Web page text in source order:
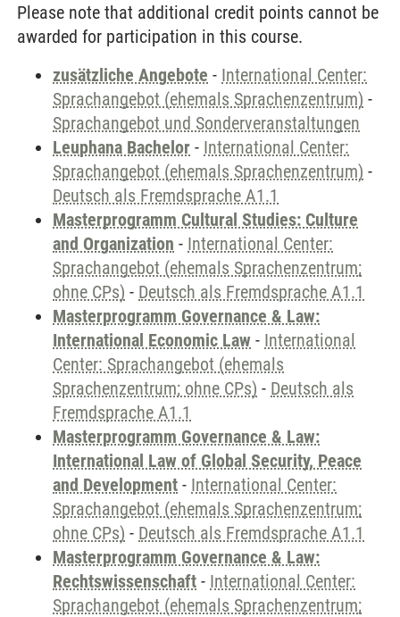
Please note that additional credit points cannot be
awarded for participation in this course.
zusätzliche Angebote - International Center:
Sprachangebot (ehemals Sprachenzentrum) -
Sprachangebot und Sonderveranstaltungen
Leuphana Bachelor - International Center:
Sprachangebot (ehemals Sprachenzentrum) -
Deutsch als Fremdsprache A1.1
Masterprogramm Cultural Studies: Culture
and Organization - International Center:
Sprachangebot (ehemals Sprachenzentrum;
ohne CPs) - Deutsch als Fremdsprache A1.1
Masterprogramm Governance & Law:
International Economic Law - International
Center: Sprachangebot (ehemals
Sprachenzentrum; ohne CPs) - Deutsch als
Fremdsprache A1.1
Masterprogramm Governance & Law:
International Law of Global Security, Peace
and Development - International Center:
Sprachangebot (ehemals Sprachenzentrum;
ohne CPs) - Deutsch als Fremdsprache A1.1
Masterprogramm Governance & Law:
Rechtswissenschaft - International Center:
Sprachangebot (ehemals Sprachenzentrum;